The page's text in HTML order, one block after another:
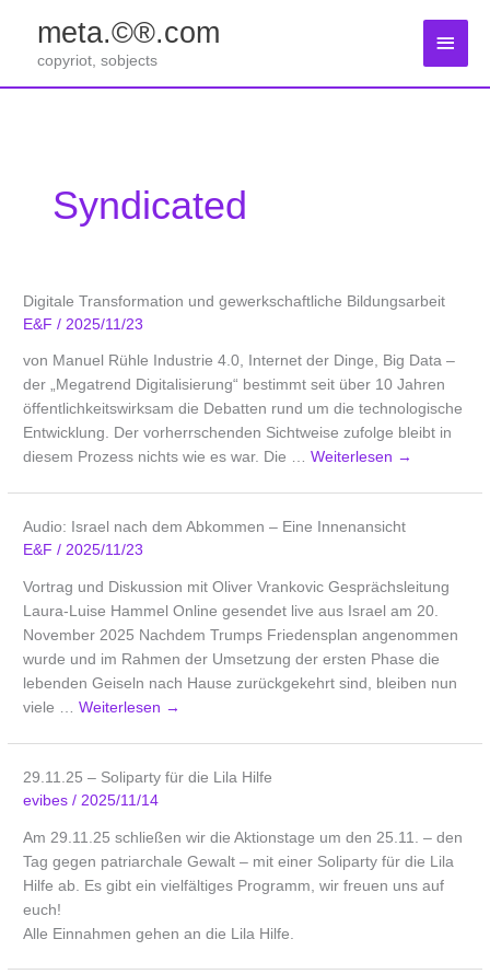
springen
meta.©®.com
copyriot, sobjects
Syndicated
Digitale Transformation und gewerkschaftliche Bildungsarbeit
E&F/ 2025/11/23
von Manuel Rühle Industrie 4.0, Internet der Dinge, Big Data –
der „Megatrend Digitalisierung“ bestimmt seit über 10 Jahren
öffentlichkeitswirksam die Debatten rund um die technologische
Entwicklung. Der vorherrschenden Sichtweise zufolge bleibt in
diesem Prozess nichts wie es war. Die …Weiterlesen →
Audio: Israel nach dem Abkommen – Eine Innenansicht
E&F/2025/11/23
Vortrag und Diskussion mit Oliver Vrankovic Gesprächsleitung
Laura-Luise Hammel Online gesendet live aus Israel am 20.
November 2025 Nachdem Trumps Friedensplan angenommen
wurde und im Rahmen der Umsetzung der ersten Phase die
lebenden Geiseln nach Hause zurückgekehrt sind, bleiben nun
viele …Weiterlesen →
29.11.25 – Soliparty für die Lila Hilfe
evibes/2025/11/14
Am 29.11.25 schließen wir die Aktionstage um den 25.11. – den
Tag gegen patriarchale Gewalt – mit einer Soliparty für die Lila
Hilfe ab. Es gibt ein vielfältiges Programm, wir freuen uns auf
euch!
Alle Einnahmen gehen an die Lila Hilfe.